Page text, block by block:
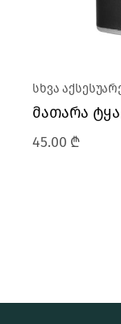
სხვა
მათარა
45.00 ₾